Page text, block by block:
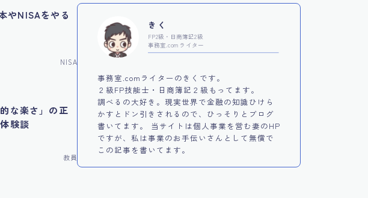
やNISAをやる
NISA
な楽さ」の正
験談
教員
きく
FP2級・日商簿記2級
事務室.comライター
事務室.comライターのきくです。
２級FP技能士・日商簿記２級もってます。
調べるの大好き。現実世界で金融の知識ひけら
かすとドン引きされるので、ひっそりとブログ
書いてます。 当サイトは個人事業を営む妻のHP
ですが、私は事業のお手伝いさんとして無償で
この記事を書いてます。